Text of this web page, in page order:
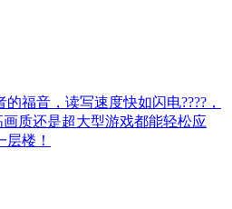
福音，读写速度快如闪电????，
画质还是超大型游戏都能轻松应
楼！